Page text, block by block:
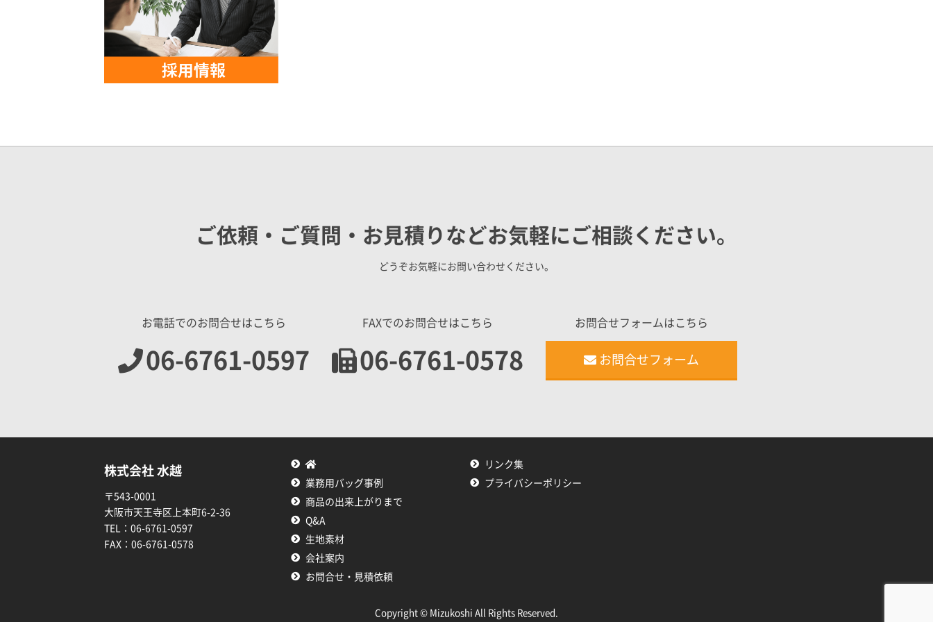
ご依頼・ご質問・お見積りなどお気軽にご相談ください。
どうぞお気軽にお問い合わせください。
お電話でのお問合せはこちら
06-6761-0597
FAXでのお問合せはこちら
06-6761-0578
お問合せフォームはこちら
お問合せフォーム
株式会社 水越
〒543-0001
大阪市天王寺区上本町6-2-36
TEL： 06-6761-0597
FAX： 06-6761-0578
業務用バッグ事例
商品の出来上がりまで
Q&A
生地素材
会社案内
お問合せ・見積依頼
リンク集
プライバシーポリシー
Copyright © Mizukoshi All Rights Reserved.